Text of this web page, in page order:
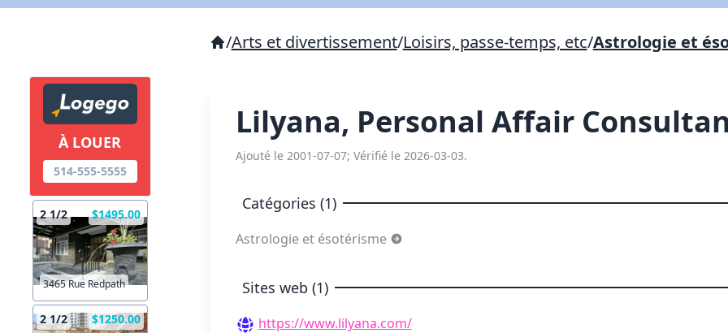
À LOUER
514-555-5555
2 1/2 $1495.00
3465 Rue Redpath
2 1/2 $1250.00
/Arts et divertissement/Loisirs, passe-temps, etc/Astrologie et
Lilyana, Personal Affair
Ajouté le 2001-07-07; Vérifié le 2026-03-03.
Catégories (1)
Astrologie et ésotérisme
Sites web (1)
https://www.lilyana.com/
X Fermer Envoyez
Copier lien
X Fermer Envoyez